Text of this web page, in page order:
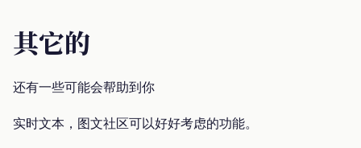
其它的
还有一些可能会帮助到你
实时文本，图文社区可以好好考虑的功能。